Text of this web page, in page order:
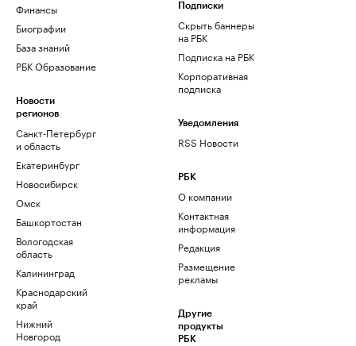
Финансы
Биографии
База знаний
РБК Образование
Новости
регионов
Санкт-Петербург
и область
Екатеринбург
Новосибирск
Омск
Башкортостан
Вологодская
область
Калининград
Краснодарский
край
Нижний
Новгород
Подписки
Скрыть баннеры
на РБК
Подписка на РБК
Корпоративная
подписка
Уведомления
RSS Новости
РБК
О компании
Контактная
информация
Редакция
Размещение
рекламы
Другие
продукты
РБК